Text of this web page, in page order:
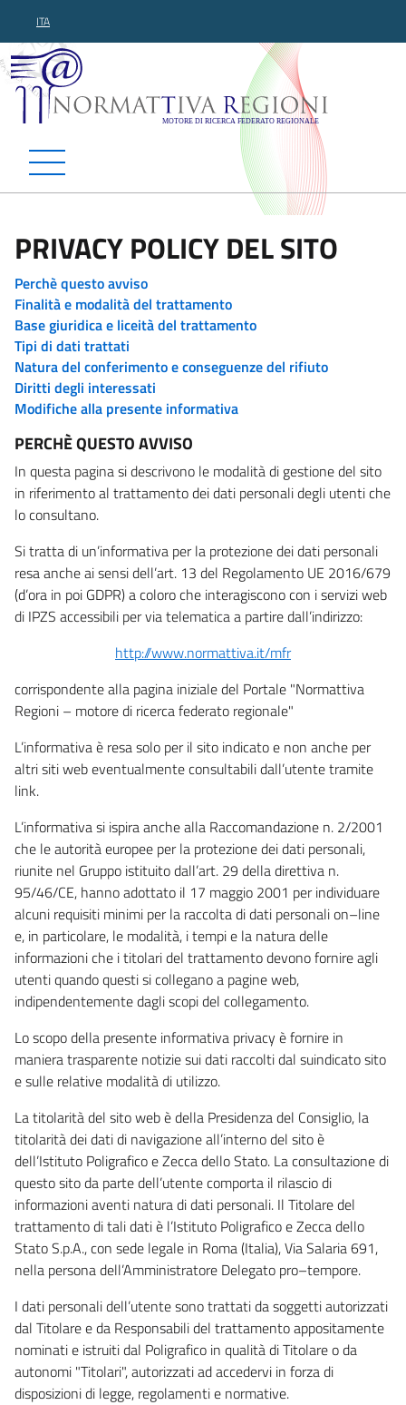
ITA
Normattiva Regioni -
PRIVACY POLICY DEL SITO
Perchè questo avviso
Finalità e modalità del trattamento
Base giuridica e liceità del trattamento
Tipi di dati trattati
Natura del conferimento e conseguenze del rifiuto
Diritti degli interessati
Modifiche alla presente informativa
PERCHÈ QUESTO AVVISO
In questa pagina si descrivono le modalità di gestione del sito
in riferimento al trattamento dei dati personali degli utenti che
lo consultano.
Si tratta di un’informativa per la protezione dei dati personali
resa anche ai sensi dell’art. 13 del Regolamento UE 2016/679
(d’ora in poi GDPR) a coloro che interagiscono con i servizi web
di IPZS accessibili per via telematica a partire dall’indirizzo:
http://www.normattiva.it/mfr
corrispondente alla pagina iniziale del Portale "Normattiva
Regioni – motore di ricerca federato regionale"
L’informativa è resa solo per il sito indicato e non anche per
altri siti web eventualmente consultabili dall’utente tramite
link.
L’informativa si ispira anche alla Raccomandazione n. 2/2001
che le autorità europee per la protezione dei dati personali,
riunite nel Gruppo istituito dall’art. 29 della direttiva n.
95/46/CE, hanno adottato il 17 maggio 2001 per individuare
alcuni requisiti minimi per la raccolta di dati personali on–line
e, in particolare, le modalità, i tempi e la natura delle
informazioni che i titolari del trattamento devono fornire agli
utenti quando questi si collegano a pagine web,
indipendentemente dagli scopi del collegamento.
Lo scopo della presente informativa privacy è fornire in
maniera trasparente notizie sui dati raccolti dal suindicato sito
e sulle relative modalità di utilizzo.
La titolarità del sito web è della Presidenza del Consiglio, la
titolarità dei dati di navigazione all’interno del sito è
dell’Istituto Poligrafico e Zecca dello Stato. La consultazione di
questo sito da parte dell’utente comporta il rilascio di
informazioni aventi natura di dati personali. Il Titolare del
trattamento di tali dati è l’Istituto Poligrafico e Zecca dello
Stato S.p.A., con sede legale in Roma (Italia), Via Salaria 691,
nella persona dell’Amministratore Delegato pro–tempore.
I dati personali dell’utente sono trattati da soggetti autorizzati
dal Titolare e da Responsabili del trattamento appositamente
nominati e istruiti dal Poligrafico in qualità di Titolare o da
autonomi "Titolari", autorizzati ad accedervi in forza di
disposizioni di legge, regolamenti e normative.